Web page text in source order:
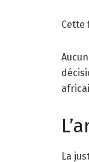
Cette
La